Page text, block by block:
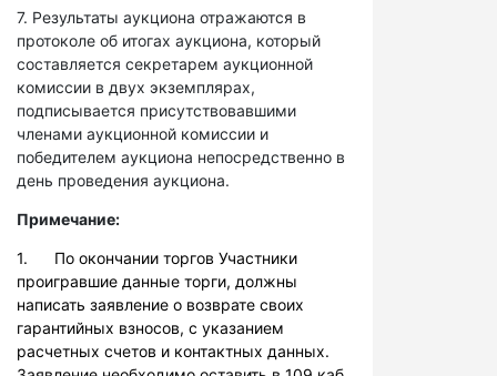
7. Результаты аукциона отражаются в
протоколе об итогах аукциона, который
составляется секретарем аукционной
комиссии в двух экземплярах,
подписывается присутствовавшими
членами аукционной комиссии и
победителем аукциона непосредственно в
день проведения аукциона.
Примечание:
1. По окончании торгов Участники
проигравшие данные торги, должны
написать заявление о возврате своих
гарантийных взносов, с указанием
расчетных счетов и контактных данных.